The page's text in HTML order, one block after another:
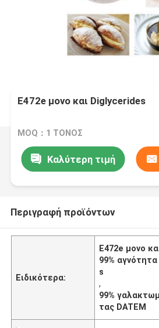
E472e μονο και Diglycerides
MOQ：1 ΤΟΝΟΣ
Καλύτερη τιμή
Περιγραφή προϊόντων
Ειδικότερα:
E472e μονο
99%
s
,
99%
τας DATEM